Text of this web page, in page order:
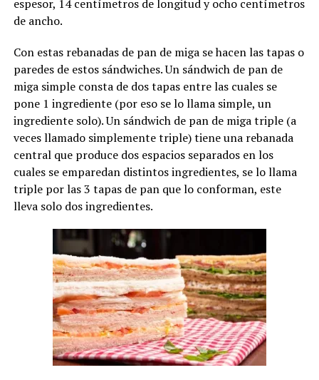
espesor, 14 centímetros de longitud y ocho centímetros
de ancho.
Con estas rebanadas de pan de miga se hacen las tapas o
paredes de estos sándwiches. Un sándwich de pan de
miga simple consta de dos tapas entre las cuales se
pone 1 ingrediente (por eso se lo llama simple, un
ingrediente solo). Un sándwich de pan de miga triple (a
veces llamado simplemente triple) tiene una rebanada
central que produce dos espacios separados en los
cuales se emparedan distintos ingredientes, se lo llama
triple por las 3 tapas de pan que lo conforman, este
lleva solo dos ingredientes.